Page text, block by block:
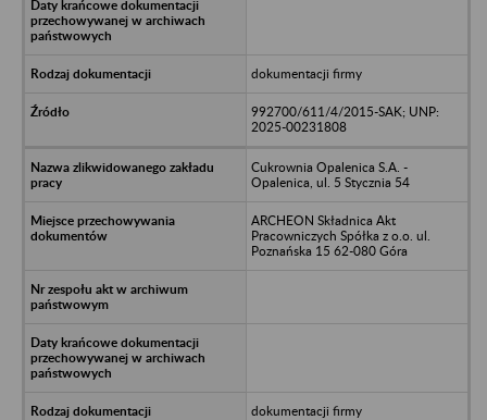
dokumentacji firmy
992700/611/4/2015-SAK; UNP:
2025-00231808
Cukrownia Opalenica S.A. -
Opalenica, ul. 5 Stycznia 54
ARCHEON Składnica Akt
Pracowniczych Spółka z o.o. ul.
Poznańska 15 62-080 Góra
dokumentacji firmy